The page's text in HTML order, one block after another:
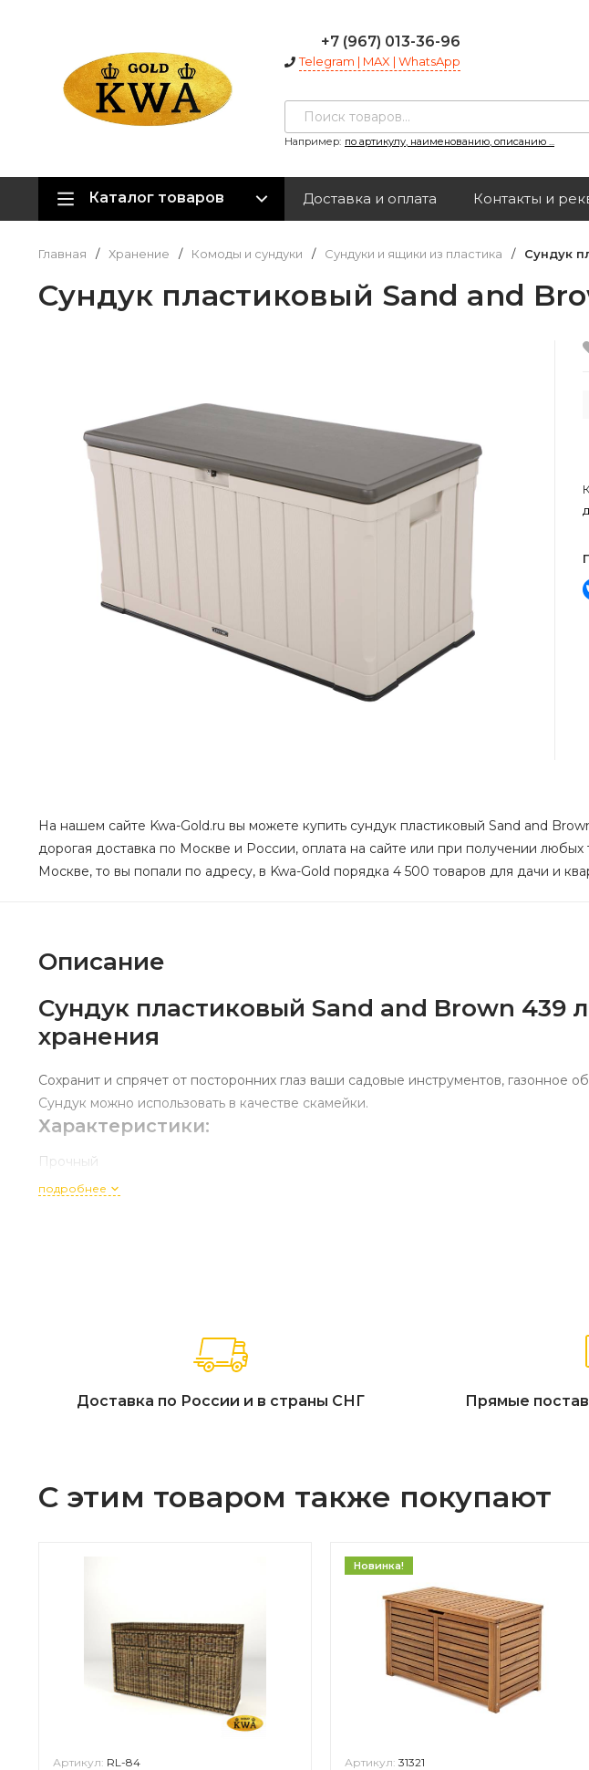
+7 (967) 013-36-96
Telegram | MAX | WhatsApp
Например: по артикулу, наименованию, описанию ...
Каталог товаров Доставка и оплата Контакты и
Главная / Хранение / Комоды и сундуки / Сундуки и ящики из пластика / Сундук
Сундук пластиковый Sand and
На нашем сайте Kwa-Gold.ru вы можете купить сундук пластиковый Sand and
дорогая доставка по Москве и России, оплата на сайте или при получении
Москве, то вы попали по адресу, в Kwa-Gold порядка 4 500 товаров для дачи и
Описание
Сундук пластиковый Sand and Brown 439
хранения
Сохранит и спрячет от посторонних глаз ваши садовые инструментов,
Сундук можно использовать в качестве скамейки.
Характеристики:
Прочный
Устойчив к ультрафиолетовому излучению и атмосферным воздействиям
подробнее
Доставка по России и в страны СНГ Прямые
С этим товаром также покупают
Артикул: RL-84
Новинка!
Артикул: 31321